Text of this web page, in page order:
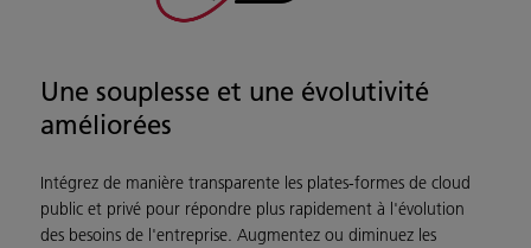
Une souplesse et une évolutivité
améliorées
Intégrez de manière transparente les plates-formes de cloud
public et privé pour répondre plus rapidement à l'évolution
des besoins de l'entreprise. Augmentez ou diminuez les